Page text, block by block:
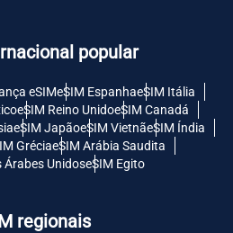
popular
eSIMeSIM EspanhaeSIM Itália
eSIM Reino UnidoeSIM Canadá
eSIM JapãoeSIM VietnãeSIM Índia
GréciaeSIM Arábia Saudita
Árabes UnidoseSIM Egito
regionais